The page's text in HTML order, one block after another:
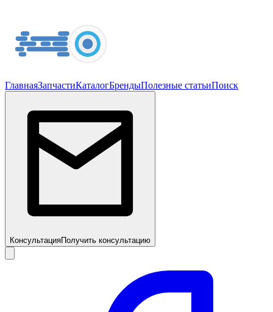
ГлавнаяЗапчастиКаталогБрендыПолезные статьиПоиск
КонсультацияПолучить консультацию